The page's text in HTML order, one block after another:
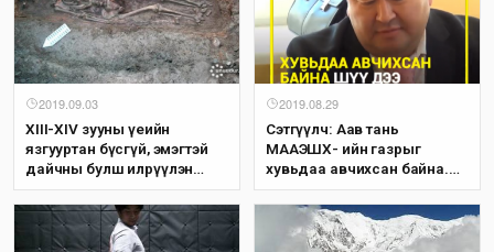
2019.09.03
XIII-XIV зууны үеийн
язгууртан бүсгүй, эмэгтэй
дайчны булш илрүүлэн
малтжээ
2019.08.29
Сэтгүүлч: Аав тань
МААЭШХ- ийн газрыг
хувьдаа авчихсан байна.
Энэ байж болох асуудал юм
уу? М.Найданхүү: За яахав
дээ! Бүгд л тэгдэг шүү дээ!